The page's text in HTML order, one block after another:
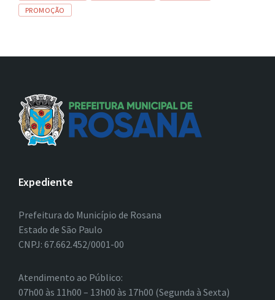
PROMOÇÃO
Expediente
Prefeitura do Município de Rosana
Estado de São Paulo
CNPJ: 67.662.452/0001-00
Atendimento ao Público:
07h00 às 11h00 – 13h00 às 17h00 (Segunda à Sexta)